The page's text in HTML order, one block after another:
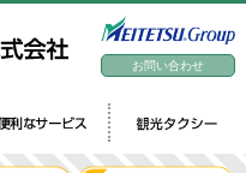
お問い合わせ